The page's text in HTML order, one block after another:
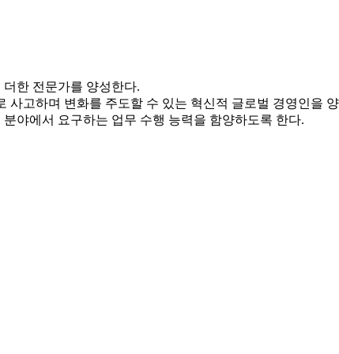
한 전문가를 양성한다.
사고하며 변화를 주도할 수 있는 혁신적 글로벌 경영인을
야에서 요구하는 업무 수행 능력을 함양하도록 한다.